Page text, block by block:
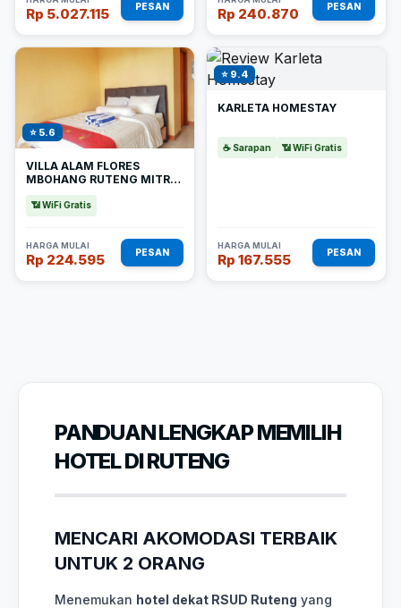
Rp 5.027.115 PESAN Rp 240.870 PESAN
⭐ 5.6
VILLA ALAM FLORES
MBOHANG RUTENG MITRA
📶 WiFi Gratis
HARGA MULAI
Rp 224.595 PESAN
⭐ 9.4
KARLETA HOMESTAY
☕ Sarapan 📶 WiFi Gratis
HARGA MULAI
Rp 167.555 PESAN
PANDUAN LENGKAP MEMILIH
HOTEL DI RUTENG
MENCARI AKOMODASI TERBAIK
UNTUK 2 ORANG
Menemukan hotel dekat RSUD Ruteng yang